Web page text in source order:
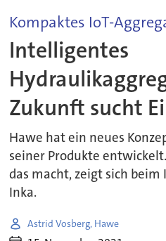
Kompaktes IoT-
Intelligentes
Zukunft sucht
Hawe hat ein neues
seiner Produkte
das macht, zeigt sich
Inka.
Astrid Vosberg, Hawe